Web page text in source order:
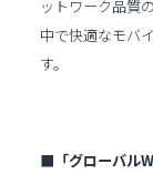
ットワーク品質
中で快適なモバ
す。
■「グローバル